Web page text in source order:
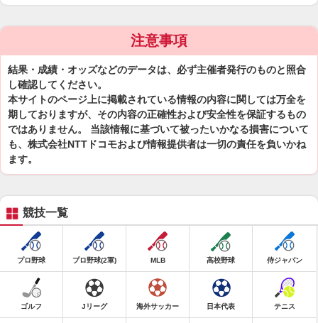
注意事項
結果・成績・オッズなどのデータは、必ず主催者発行のものと照合
し確認してください。
本サイトのページ上に掲載されている情報の内容に関しては万全を
期しておりますが、その内容の正確性および安全性を保証するもの
ではありません。 当該情報に基づいて被ったいかなる損害について
も、株式会社NTTドコモおよび情報提供者は一切の責任を負いかね
ます。
競技一覧
プロ野球 プロ野球(2軍) MLB 高校野球 侍ジャパン
ゴルフ Jリーグ 海外サッカー 日本代表 テニス